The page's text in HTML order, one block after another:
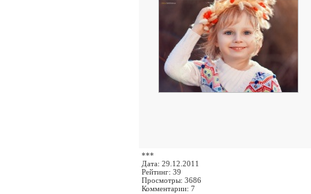
***
Дата: 29.12.2011
Рейтинг: 39
Просмотры: 3686
Комментарии: 7